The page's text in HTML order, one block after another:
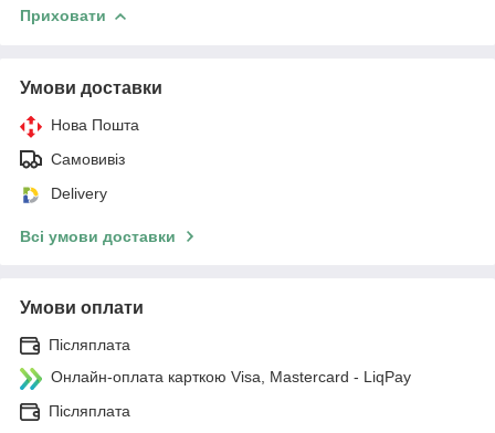
Приховати
Умови доставки
Нова Пошта
Самовивіз
Delivery
Всі умови доставки
Умови оплати
Післяплата
Онлайн-оплата карткою Visa, Mastercard - LiqPay
Післяплата